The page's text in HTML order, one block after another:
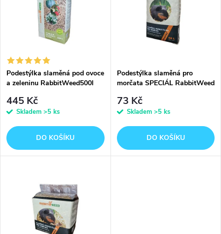
í
p
r
o
d
s
p
r
o
Podestýlka slaměná pod ovoce
a zeleninu RabbitWeed500l
445 Kč
Skladem >5 ks
DO KOŠÍKU
Podestýlka slaměná pro
morčata SPECIÁL RabbitWeed
73 Kč
Skladem >5 ks
DO KOŠÍKU